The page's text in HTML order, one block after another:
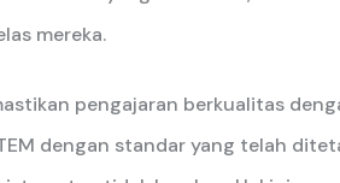
mereka.
pengajaran berkualitas
dengan standar yang telah